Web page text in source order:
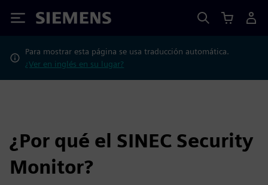
Siemens
Para mostrar esta página se usa traducción automática.
¿Ver en inglés en su lugar?
¿Por qué el SINEC Security
Monitor?